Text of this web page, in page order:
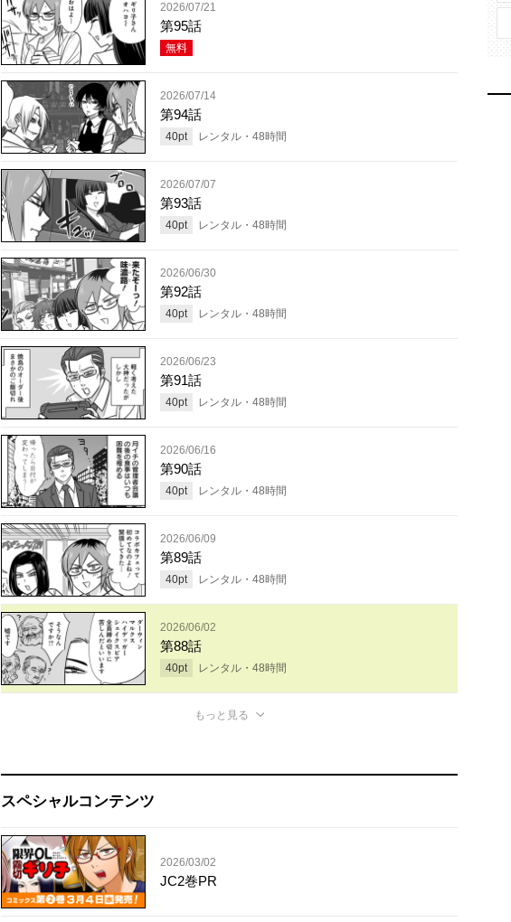
2026/07/21
第95話
無料
2026/07/14
第94話
40pt レンタル・ 48時間
2026/07/07
第93話
40pt レンタル・ 48時間
2026/06/30
第92話
40pt レンタル・ 48時間
2026/06/23
第91話
40pt レンタル・ 48時間
2026/06/16
第90話
40pt レンタル・ 48時間
2026/06/09
第89話
40pt レンタル・ 48時間
2026/06/02
第88話
40pt レンタル・ 48時間
もっと見る
スペシャルコンテンツ
2026/03/02
JC2巻PR